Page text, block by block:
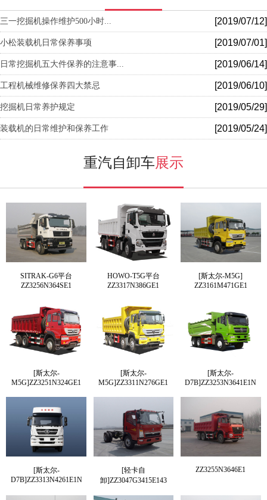
三一挖掘机操作维护500小时... [2019/07/12]
小松装载机日常保养事项 [2019/07/01]
日常挖掘机五大件保养的注意事... [2019/06/14]
工程机械维修保养四大禁忌 [2019/06/10]
挖掘机日常养护规定 [2019/05/29]
装载机的日常维护和保养工作 [2019/05/24]
重汽自卸车展示
SITRAK-G6平台
ZZ3256N364SE1
HOWO-T5G平台
ZZ3317N386GE1
[斯太尔-M5G]
ZZ3161M471GE1
[斯太尔-
M5G]ZZ3251N324GE1
[斯太尔-
M5G]ZZ3311N276GE1
[斯太尔-
D7B]ZZ3253N3641E1N
[斯太尔-
D7B]ZZ3313N4261E1N
[轻卡自
卸]ZZ3047G3415E143
ZZ3255N3646E1